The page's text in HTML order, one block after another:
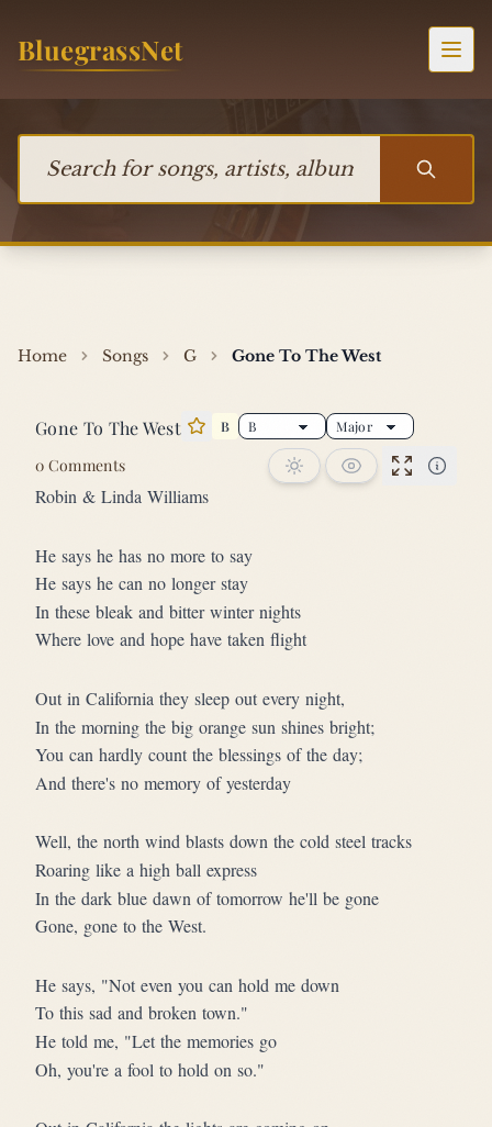
BluegrassNet
Home Songs G Gone To The West
Gone To The West Star this song
B
0 Comments
Robin & Linda Williams
He says he has no more to say
He says he can no longer stay
In these bleak and bitter winter nights
Where love and hope have taken flight
Out in California they sleep out every night,
In the morning the big orange sun shines bright;
You can hardly count the blessings of the day;
And there's no memory of yesterday
Well, the north wind blasts down the cold steel tracks
Roaring like a high ball express
In the dark blue dawn of tomorrow he'll be gone
Gone, gone to the West.
He says, "Not even you can hold me down
To this sad and broken town."
He told me, "Let the memories go
Oh, you're a fool to hold on so."